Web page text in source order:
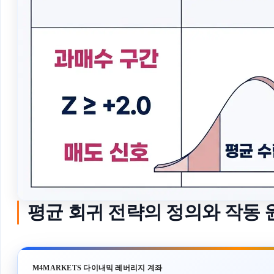
평균 회귀 전략의 정의와 작동
M4MARKETS 다이내믹 레버리지 계좌